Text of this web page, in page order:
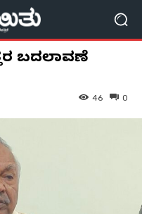
ಬದಲಾವಣೆ
0
46